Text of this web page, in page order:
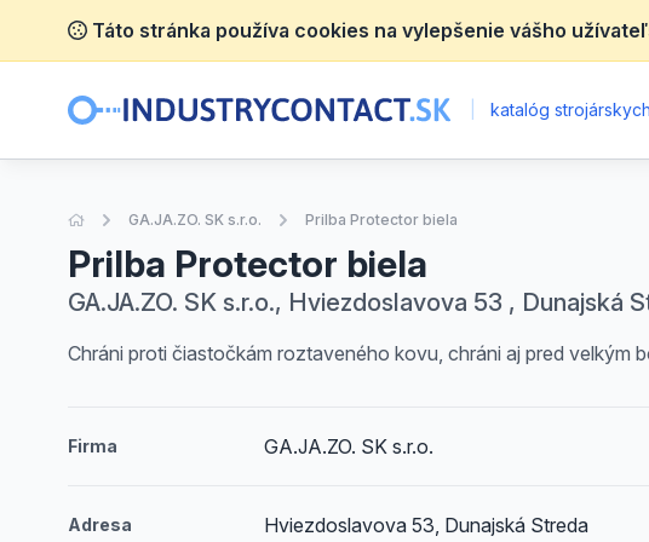
Táto stránka používa cookies na vylepšenie vášho
katalóg
Úvodná stránka
GA.JA.ZO. SK s.r.o. Prilba Protector biela
Prilba Protector biela
GA.JA.ZO. SK s.r.o., Hviezdoslavova 53 , Dunajská
Chráni proti čiastočkám roztaveného kovu, chráni aj pred
Firma GA.JA.ZO. SK s.r.o.
Adresa Hviezdoslavova 53, Dunajská Streda